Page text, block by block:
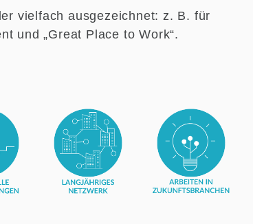
vielfach ausgezeichnet: z. B. für
und „Great Place to Work“.